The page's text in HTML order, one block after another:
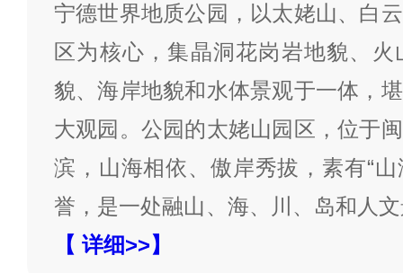
宁德世界地质公园，以太姥山、白
区为核心，集晶洞花岗岩地貌、
貌、海岸地貌和水体景观于一体，
大观园。公园的太姥山园区，位于
滨，山海相依、傲岸秀拔，素有“山
誉，是一处融山、海、川、岛和人
【 详细>>】